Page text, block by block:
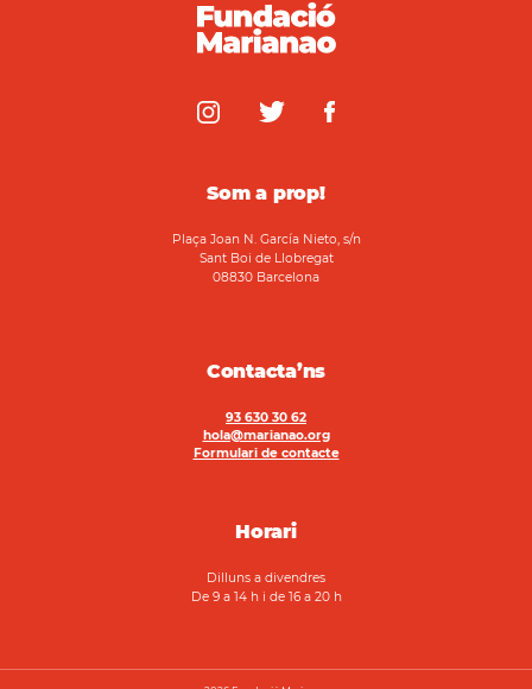
Som a prop!
Plaça Joan N. García Nieto, s/n
Sant Boi de Llobregat
08830 Barcelona
Contacta’ns
93 630 30 62
hola@marianao.org
Formulari de contacte
Horari
Dilluns a divendres
De 9 a 14 h i de 16 a 20 h